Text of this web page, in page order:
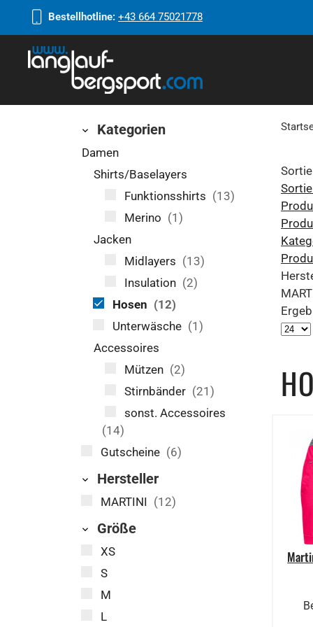
Bestellhotline: +43 664 75021778
Kategorien
Damen
Shirts/Baselayers
Funktionsshirts (13)
Merino (1)
Jacken
Midlayers (13)
Insulation (2)
Hosen (12)
Unterwäsche (1)
Accessoires
Mützen (2)
Stirnbänder (21)
sonst. Accessoires
(14)
Gutscheine (6)
Hersteller
MARTINI (12)
Größe
XS
S
M
L